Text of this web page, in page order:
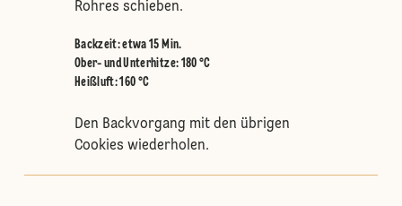
Rohres schieben.
Backzeit: etwa 15 Min.
Ober- und Unterhitze: 180 °C
Heißluft:160 °C
Den Backvorgang mit den übrigen
Cookies wiederholen.